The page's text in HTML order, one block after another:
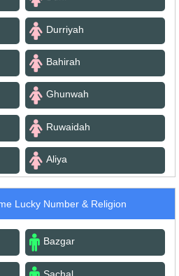
Durriyah
Bahirah
Ghunwah
Ruwaidah
Aliya
Lucky Number & Religion
Bazgar
Sachal